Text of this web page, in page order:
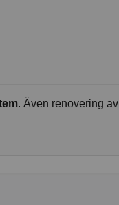
. Även renovering av